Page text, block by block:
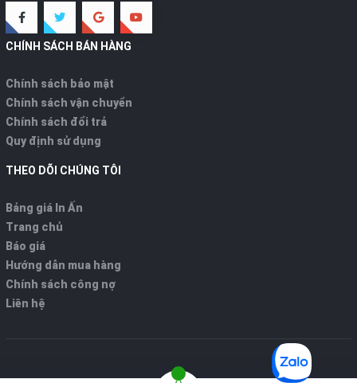
CHÍNH SÁCH BÁN HÀNG
Chính sách bảo mật
Chính sách vận chuyển
Chính sách đổi trả
Quy định sử dụng
THEO DÕI CHÚNG TÔI
Bảng giá In Ấn
Trang chủ
Báo giá
Hướng dẫn mua hàng
Chính sách công nợ
Liên hệ